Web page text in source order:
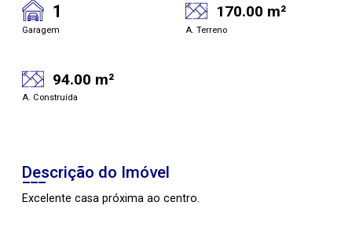
1
Garagem
170.00 m²
A. Terreno
94.00 m²
A. Construída
Descrição do Imóvel
Excelente casa próxima ao centro.